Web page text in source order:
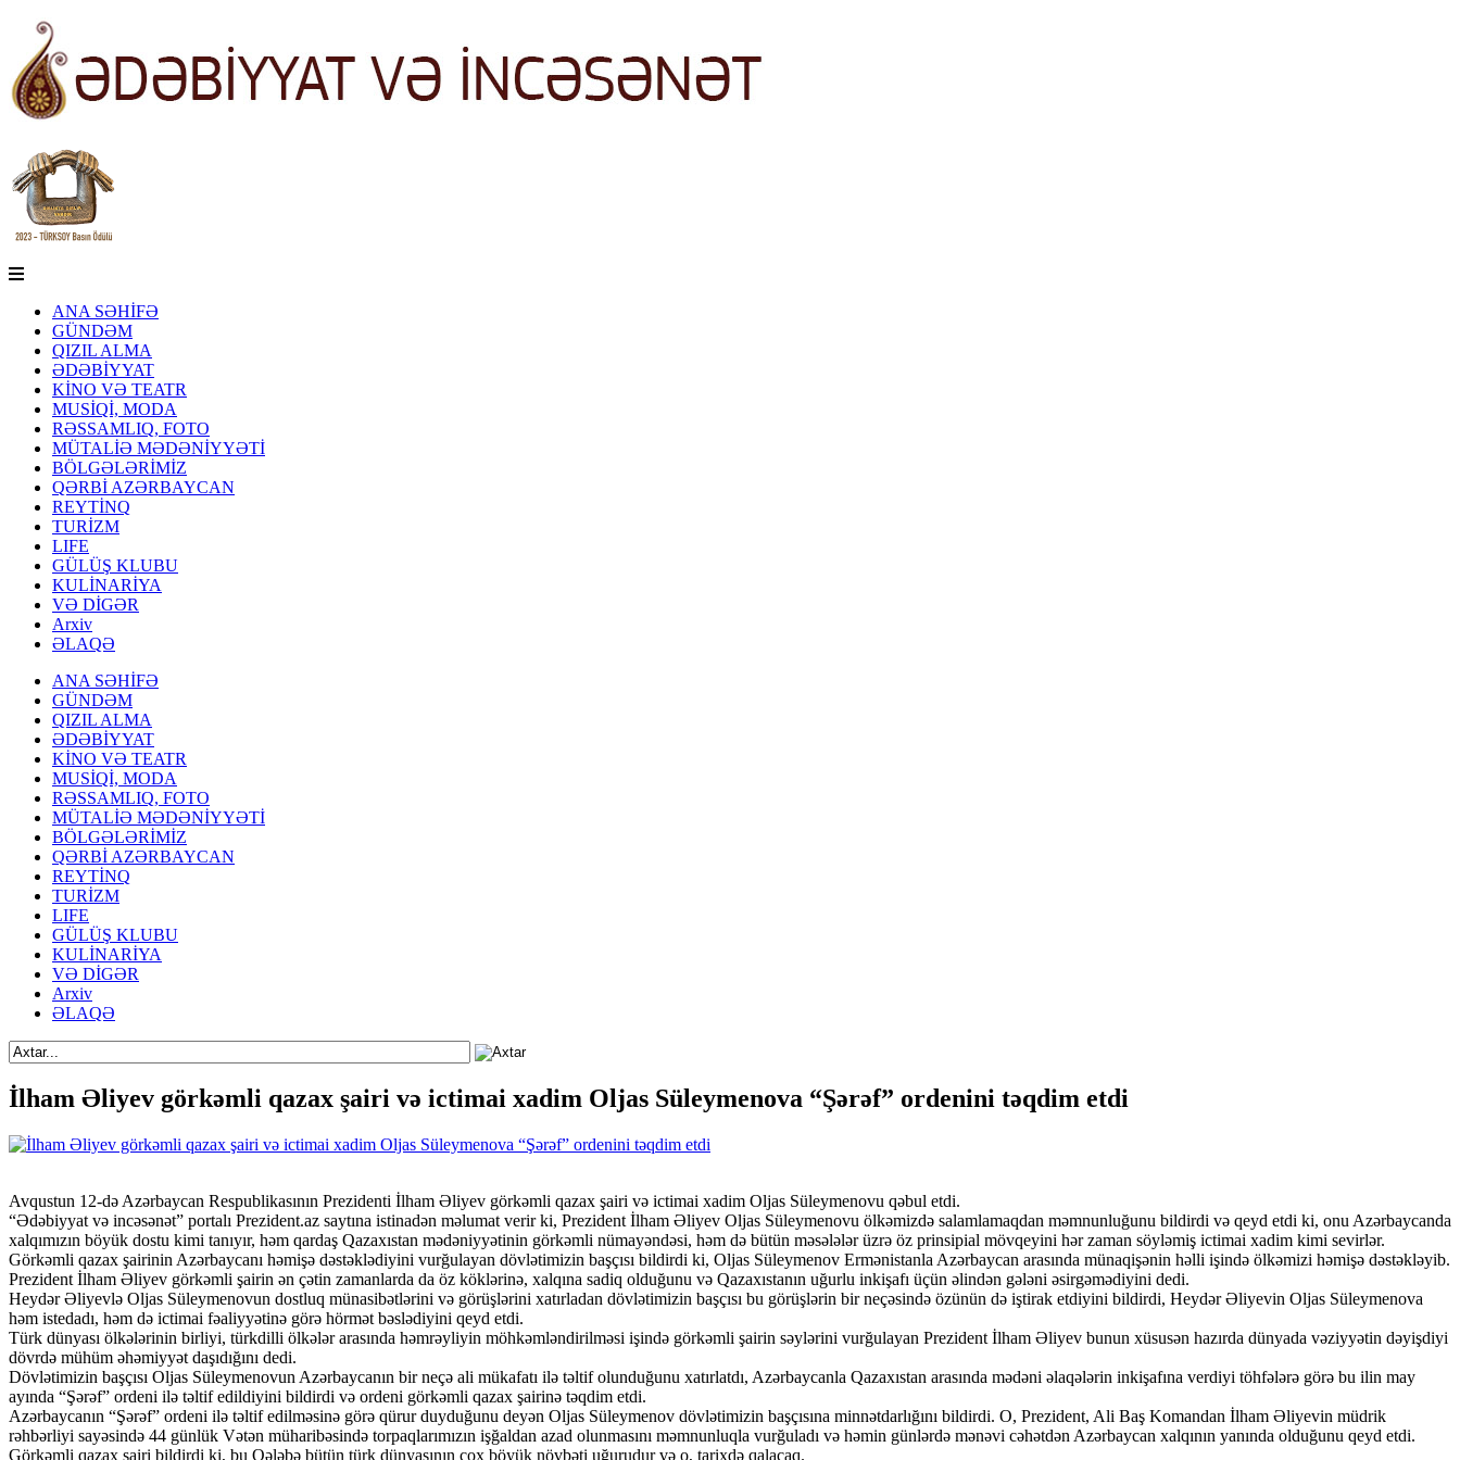
ANA SƏHİFƏ
GÜNDƏM
QIZIL ALMA
ƏDƏBİYYAT
KİNO VƏ TEATR
MUSİQİ, MODA
RƏSSAMLIQ, FOTO
MÜTALİƏ MƏDƏNİYYƏTİ
BÖLGƏLƏRİMİZ
QƏRBİ AZƏRBAYCAN
REYTİNQ
TURİZM
LIFE
GÜLÜŞ KLUBU
KULİNARİYA
VƏ DİGƏR
Arxiv
ƏLAQƏ
ANA SƏHİFƏ
GÜNDƏM
QIZIL ALMA
ƏDƏBİYYAT
KİNO VƏ TEATR
MUSİQİ, MODA
RƏSSAMLIQ, FOTO
MÜTALİƏ MƏDƏNİYYƏTİ
BÖLGƏLƏRİMİZ
QƏRBİ AZƏRBAYCAN
REYTİNQ
TURİZM
LIFE
GÜLÜŞ KLUBU
KULİNARİYA
VƏ DİGƏR
Arxiv
ƏLAQƏ
İlham Əliyev görkəmli qazax şairi və ictimai xadim Oljas Süleymenova “Şərəf” ordenini təqdim etdi
Avqustun 12-də Azərbaycan Respublikasının Prezidenti İlham Əliyev görkəmli qazax şairi və ictimai xadim Oljas Süleymenovu qəbul etdi.
“Ədəbiyyat və incəsənət” portalı Prezident.az saytına istinadən məlumat verir ki, Prezident İlham Əliyev Oljas Süleymenovu ölkəmizdə salamlamaqdan məmnunluğunu bildirdi və qeyd etdi ki, onu Azərbaycanda
xalqımızın böyük dostu kimi tanıyır, həm qardaş Qazaxıstan mədəniyyətinin görkəmli nümayəndəsi, həm də bütün məsələlər üzrə öz prinsipial mövqeyini hər zaman söyləmiş ictimai xadim kimi sevirlər.
Görkəmli qazax şairinin Azərbaycanı həmişə dəstəklədiyini vurğulayan dövlətimizin başçısı bildirdi ki, Oljas Süleymenov Ermənistanla Azərbaycan arasında münaqişənin həlli işində ölkəmizi həmişə dəstəkləyib.
Prezident İlham Əliyev görkəmli şairin ən çətin zamanlarda da öz köklərinə, xalqına sadiq olduğunu və Qazaxıstanın uğurlu inkişafı üçün əlindən gələni əsirgəmədiyini dedi.
Heydər Əliyevlə Oljas Süleymenovun dostluq münasibətlərini və görüşlərini xatırladan dövlətimizin başçısı bu görüşlərin bir neçəsində özünün də iştirak etdiyini bildirdi, Heydər Əliyevin Oljas Süleymenova
həm istedadı, həm də ictimai fəaliyyətinə görə hörmət bəslədiyini qeyd etdi.
Türk dünyası ölkələrinin birliyi, türkdilli ölkələr arasında həmrəyliyin möhkəmləndirilməsi işində görkəmli şairin səylərini vurğulayan Prezident İlham Əliyev bunun xüsusən hazırda dünyada vəziyyətin dəyişdiyi
dövrdə mühüm əhəmiyyət daşıdığını dedi.
Dövlətimizin başçısı Oljas Süleymenovun Azərbaycanın bir neçə ali mükafatı ilə təltif olunduğunu xatırlatdı, Azərbaycanla Qazaxıstan arasında mədəni əlaqələrin inkişafına verdiyi töhfələrə görə bu ilin may
ayında “Şərəf” ordeni ilə təltif edildiyini bildirdi və ordeni görkəmli qazax şairinə təqdim etdi.
Azərbaycanın “Şərəf” ordeni ilə təltif edilməsinə görə qürur duyduğunu deyən Oljas Süleymenov dövlətimizin başçısına minnətdarlığını bildirdi. O, Prezident, Ali Baş Komandan İlham Əliyevin müdrik
rəhbərliyi sayəsində 44 günlük Vətən müharibəsində torpaqlarımızın işğaldan azad olunmasını məmnunluqla vurğuladı və həmin günlərdə mənəvi cəhətdən Azərbaycan xalqının yanında olduğunu qeyd etdi.
Görkəmli qazax şairi bildirdi ki, bu Qələbə bütün türk dünyasının çox böyük növbəti uğurudur və o, tarixdə qalacaq.